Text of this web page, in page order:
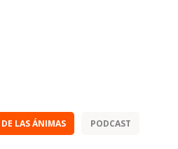
LAS ÁNIMAS PODCAST